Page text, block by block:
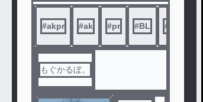
#akpr #ak #pr #BL #
もぐかるぼ。